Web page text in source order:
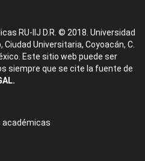
RU-IIJ D.R. © 2018. Universidad
Universitaria, Coyoacán, C.
Este sitio web puede ser
siempre que se cite la fuente de
académicas